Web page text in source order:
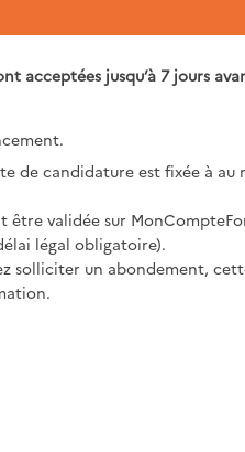
acceptées jusqu’à 7 jours
de candidature est fixée à au
être validée sur
légal obligatoire).
solliciter un abondement,